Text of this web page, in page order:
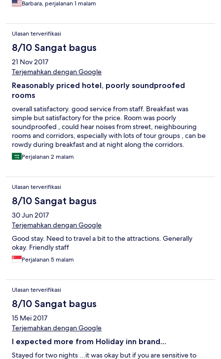
Barbara, perjalanan 1 malam
Ulasan terverifikasi
8/10 Sangat bagus
21 Nov 2017
Terjemahkan dengan Google
Reasonably priced hotel, poorly soundproofed
rooms
overall satisfactory. good service from staff. Breakfast was
simple but satisfactory for the price. Room was poorly
soundproofed , could hear noises from street, neighbouring
rooms and corridors, especially with lots of tour groups , can be
rowdy during breakfast and at night along the corridors.
Perjalanan 2 malam
Ulasan terverifikasi
8/10 Sangat bagus
30 Jun 2017
Terjemahkan dengan Google
Good stay. Need to travel a bit to the attractions. Generally
okay. Friendly staff
Perjalanan 5 malam
Ulasan terverifikasi
8/10 Sangat bagus
15 Mei 2017
Terjemahkan dengan Google
I expected more from Holiday inn brand...
Stayed for two nights ...it was okay but if you are sensitive to